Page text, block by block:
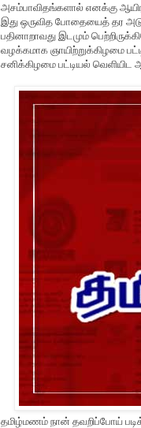
அசம்பாவிதங்களால் எனக்கு
இது ஒருவித போதையைத் தர
பதினாறாவது இடமும்
வழக்கமாக ஞாயிற்றுக்கிழமை
சனிக்கிழமை பட்டியல் வெளியிட
தமிழ்மணம் நான் தவறிப்போய்